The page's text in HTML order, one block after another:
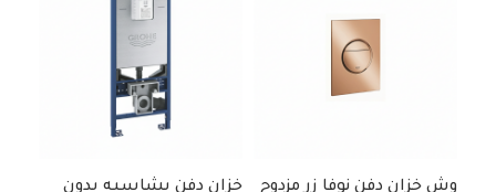
وش خزان دفن نوفا زر مزدوج خزان دفن بشاسيه بدون